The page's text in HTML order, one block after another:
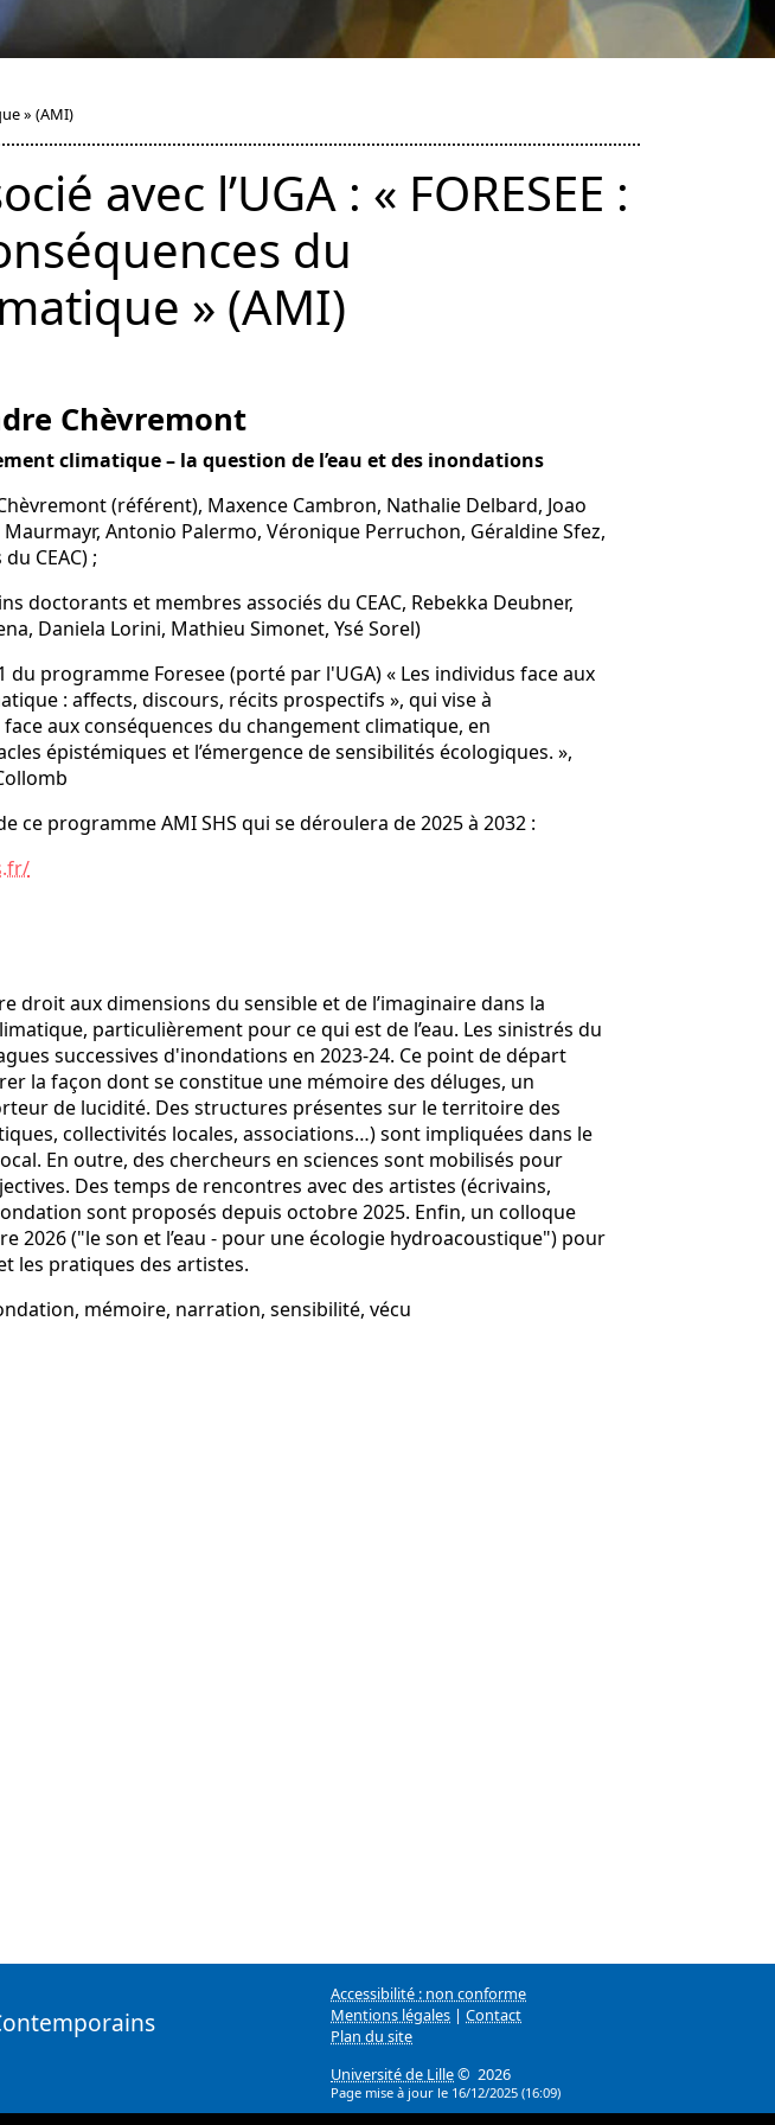
» (AMI)
avec l’UGA : « FORESEE :
du
» (AMI)
Chèvremont
climatique – la question de l’eau et des inondations
(référent), Maxence Cambron, Nathalie Delbard, Joao
Antonio Palermo, Véronique Perruchon, Géraldine Sfez,
CEAC) ;
doctorants et membres associés du CEAC, Rebekka Deubner,
Daniela Lorini, Mathieu Simonet, Ysé Sorel)
programme Foresee (porté par l'UGA) « Les individus face aux
: affects, discours, récits prospectifs », qui vise à
aux conséquences du changement climatique, en
épistémiques et l’émergence de sensibilités écologiques. »,
ce programme AMI SHS qui se déroulera de 2025 à 2032 :
droit aux dimensions du sensible et de l’imaginaire dans la
particulièrement pour ce qui est de l’eau. Les sinistrés du
successives d'inondations en 2023-24. Ce point de départ
la façon dont se constitue une mémoire des déluges, un
de lucidité. Des structures présentes sur le territoire des
collectivités locales, associations…) sont impliquées dans le
En outre, des chercheurs en sciences sont mobilisés pour
Des temps de rencontres avec des artistes (écrivains,
sont proposés depuis octobre 2025. Enfin, un colloque
2026 ("le son et l’eau - pour une écologie hydroacoustique") pour
les pratiques des artistes.
mémoire, narration, sensibilité, vécu
Accessibilité : non conforme
Mentions légales | Contact
Plan du site
Université de Lille© 2026
Page mise à jour le 16/12/2025 (16:09)